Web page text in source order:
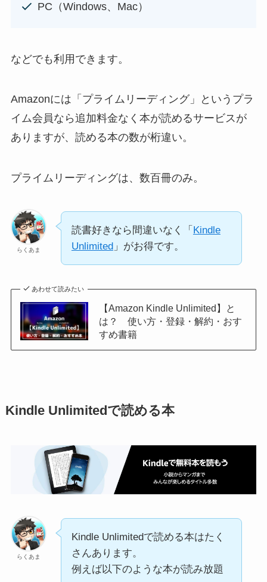
PC（Windows、Mac）
などでも利用できます。
Amazonには「プライムリーディング」というプラ
イム会員なら追加料金なく本が読めるサービスが
ありますが、読める本の数が桁違い。
プライムリーディングは、数百冊のみ。
らくあま
読書好きなら間違いなく「 Kindle
Unlimited」がお得です。
あわせて読みたい
【Amazon Kindle Unlimited】と
は？ 使い方・登録・解約・おす
すめ書籍
Kindle Unlimitedで読める本
らくあま
Kindle Unlimitedで読める本はたく
さんあります。
例えば以下のような本が読み放題